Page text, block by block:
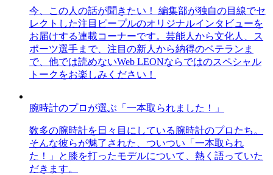
今、この人の話が聞きたい！ 編集部が独自の目線でセ
レクトした注目ピープルのオリジナルインタビューを
お届けする連載コーナーです。芸能人から文化人、ス
ポーツ選手まで、注目の新人から納得のベテランま
で、他では読めないWeb LEONならではのスペシャル
トークをお楽しみください！
腕時計のプロが選ぶ「一本取られました！」
数多の腕時計を日々目にしている腕時計のプロたち。
そんな彼らが魅了された、ついつい「一本取られ
た！」と膝を打ったモデルについて、熱く語っていた
だきます。